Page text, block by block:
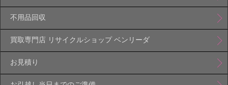
不用品回収
買取専門店 リサイクルショップ ベンリーダ
お見積り